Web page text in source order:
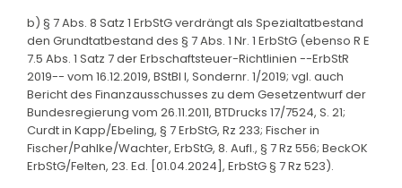
b) § 7 Abs. 8 Satz 1 ErbStG verdrängt als Spezialtatbestand
den Grundtatbestand des § 7 Abs. 1 Nr. 1 ErbStG (ebenso R E
7.5 Abs. 1 Satz 7 der Erbschaftsteuer-Richtlinien --ErbStR
2019-- vom 16.12.2019, BStBl I, Sondernr. 1/2019; vgl. auch
Bericht des Finanzausschusses zu dem Gesetzentwurf der
Bundesregierung vom 26.11.2011, BTDrucks 17/7524, S. 21;
Curdt in Kapp/Ebeling, § 7 ErbStG, Rz 233; Fischer in
Fischer/Pahlke/Wachter, ErbStG, 8. Aufl., § 7 Rz 556; BeckOK
ErbStG/Felten, 23. Ed. [01.04.2024], ErbStG § 7 Rz 523).